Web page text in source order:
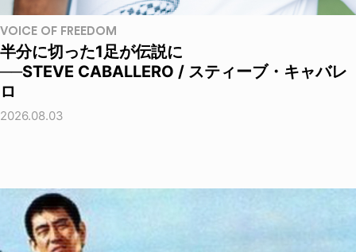
VOICE OF FREEDOM
半分に切った1足が伝説に
──STEVE CABALLERO / スティーブ・キャバレ
ロ
2026.08.03